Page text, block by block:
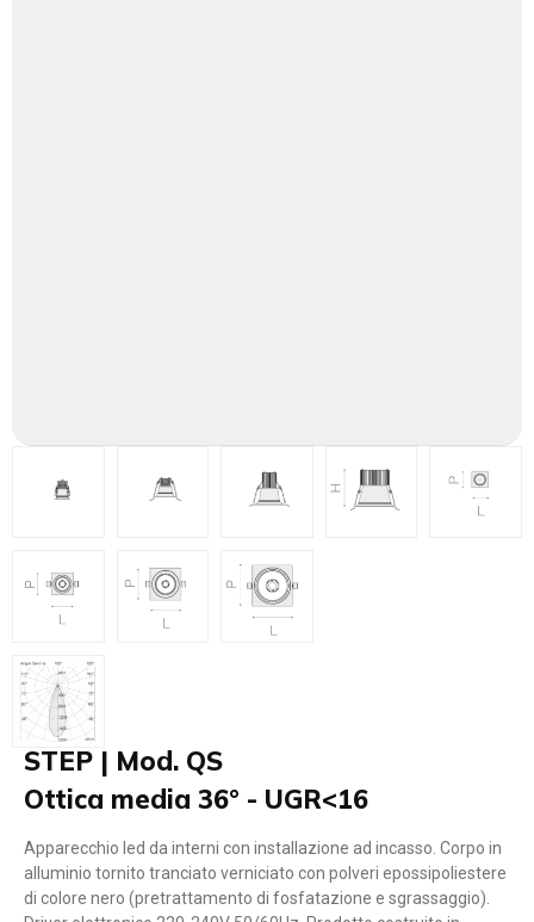
STEP | Mod. QS
Ottica media 36° - UGR<16
Apparecchio led da interni con installazione ad incasso. Corpo in
alluminio tornito tranciato verniciato con polveri epossipoliestere
di colore nero (pretrattamento di fosfatazione e sgrassaggio).